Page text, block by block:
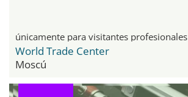
únicamente para visitantes profesionales
World Trade Center
Moscú